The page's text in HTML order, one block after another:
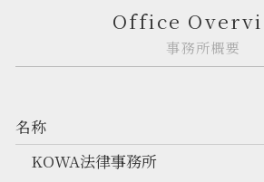
Office
事務所概要
名称
KOWA法律事務所